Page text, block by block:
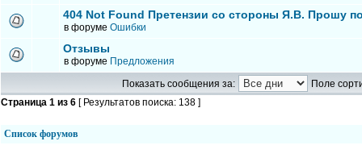
404 Not Found Претензии со стороны Я.В. Прошу
в форуме Ошибки
Отзывы
в форуме Предложения
Показать сообщения за:
Поле
Страница 1 из 6 [ Результатов поиска: 138 ]
Список форумов